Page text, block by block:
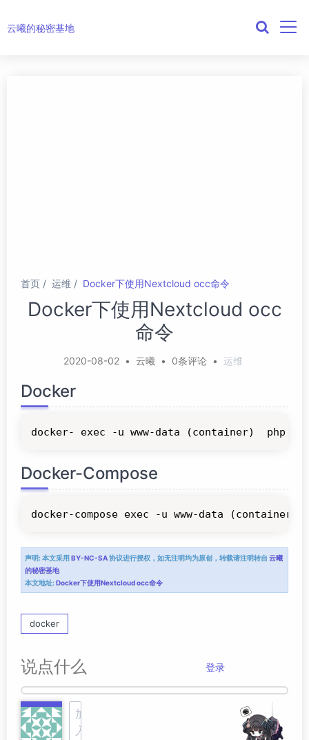
云曦的秘密基地
首页 运维 Docker下使用Nextcloud occ命令
Docker下使用Nextcloud occ
命令
2020-08-02 • 云曦 • 0条评论 • 运维
Docker
docker- exec -u www-data (container)  php occ
Docker-Compose
docker-compose exec -u www-data (container)
声明:本文采用BY-NC-SA协议进行授权，如无注明均为原创，转载请注明转自 云曦
的秘密基地
本文地址:Docker下使用Nextcloud occ命令
docker
说点什么 登录